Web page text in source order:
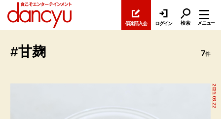
倶楽部入会 ログイン 検索 メニュー
#甘麹 7件
2025.03.22